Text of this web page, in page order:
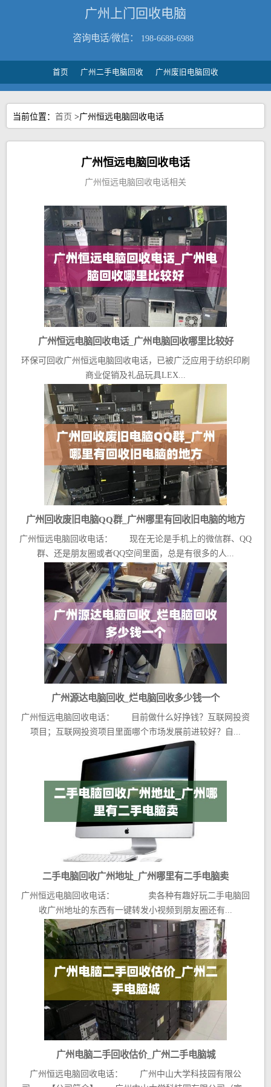
广州上门回收电脑
咨询电话/微信： 198-6688-6988
首页 广州二手电脑回收 广州废旧电脑回收
当前位置： 首页 >广州恒远电脑回收电话
广州恒远电脑回收电话
广州恒远电脑回收电话相关
广州恒远电脑回收电话_广州电脑回收哪里比较好
环保可回收广州恒远电脑回收电话，已被广泛应用于纺织印刷
商业促销及礼品玩具LEX...
广州回收废旧电脑QQ群_广州哪里有回收旧电脑的地方
广州恒远电脑回收电话： 现在无论是手机上的微信群、QQ
群、还是朋友圈或者QQ空间里面，总是有很多的人...
广州源达电脑回收_烂电脑回收多少钱一个
广州恒远电脑回收电话： 目前做什么好挣钱？互联网投资
项目；互联网投资项目里面哪个市场发展前进较好？自...
二手电脑回收广州地址_广州哪里有二手电脑卖
广州恒远电脑回收电话： 卖各种有趣好玩二手电脑回
收广州地址的东西有一键转发小视频到朋友圈还有...
广州电脑二手回收估价_广州二手电脑城
广州恒远电脑回收电话： 广州中山大学科技园有限公